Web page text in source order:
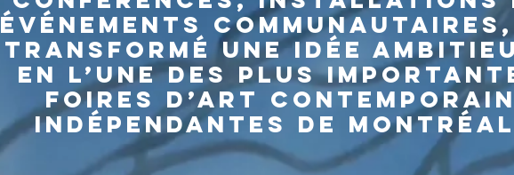
événements
transformé une idée
en l’une des plus
foires d’art contemporain
indépendantes de